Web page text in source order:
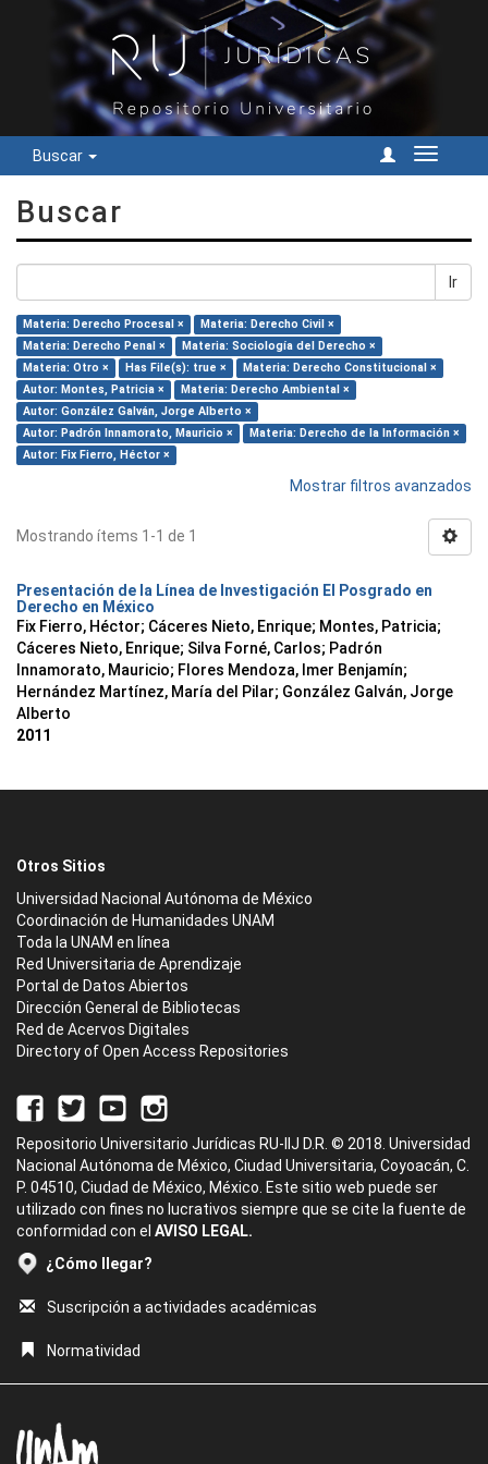
Buscar
Cambiar
Buscar
Ir
Materia: Derecho Procesal ×
Materia: Derecho Civil ×
Materia: Derecho Penal ×
Materia: Sociología del Derecho ×
Materia: Otro ×
Has File(s): true ×
Materia: Derecho Constitucional ×
Autor: Montes, Patricia ×
Materia: Derecho Ambiental ×
Autor: González Galván, Jorge Alberto ×
Autor: Padrón Innamorato, Mauricio ×
Materia: Derecho de la Información ×
Autor: Fix Fierro, Héctor ×
Mostrar filtros avanzados
Mostrando ítems 1-1 de 1
Presentación de la Línea de Investigación El Posgrado en
Derecho en México
Fix Fierro, Héctor; Cáceres Nieto, Enrique; Montes, Patricia;
Cáceres Nieto, Enrique; Silva Forné, Carlos; Padrón
Innamorato, Mauricio; Flores Mendoza, Imer Benjamín;
Hernández Martínez, María del Pilar; González Galván, Jorge
Alberto
2011
Otros Sitios
Universidad Nacional Autónoma de México
Coordinación de Humanidades UNAM
Toda la UNAM en línea
Red Universitaria de Aprendizaje
Portal de Datos Abiertos
Dirección General de Bibliotecas
Red de Acervos Digitales
Directory of Open Access Repositories
Repositorio Universitario Jurídicas RU-IIJ D.R. © 2018. Universidad
Nacional Autónoma de México, Ciudad Universitaria, Coyoacán, C.
P. 04510, Ciudad de México, México. Este sitio web puede ser
utilizado con fines no lucrativos siempre que se cite la fuente de
conformidad con el AVISO LEGAL.
¿Cómo llegar?
Suscripción a actividades académicas
Normatividad